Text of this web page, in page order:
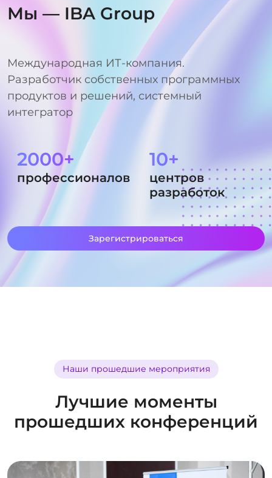
Мы — IBA Group
Международная ИТ-компания.
Разработчик собственных программных
продуктов и решений, системный
интегратор
2000+
профессионалов
10+
центров
разработок
Зарегистрироваться
Наши прошедшие мероприятия
Лучшие моменты
прошедших конференций